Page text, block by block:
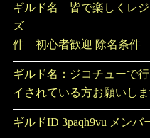
ギルド名 皆で楽しくレジ
ズ ギルドID
件 初心者歓迎 除名条件
ギルド名：ジコチューで
イされている方お願いしま
ギルドID 3paqh9vu メンバ